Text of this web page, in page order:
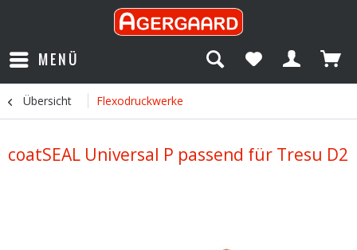
MENÜ
Übersicht Flexodruckwerke
coatSEAL Universal P passend für Tresu D2